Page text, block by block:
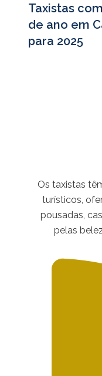
Taxistas
de ano em
para 2025
Os taxistas
turísticos,
pousadas,
pelas